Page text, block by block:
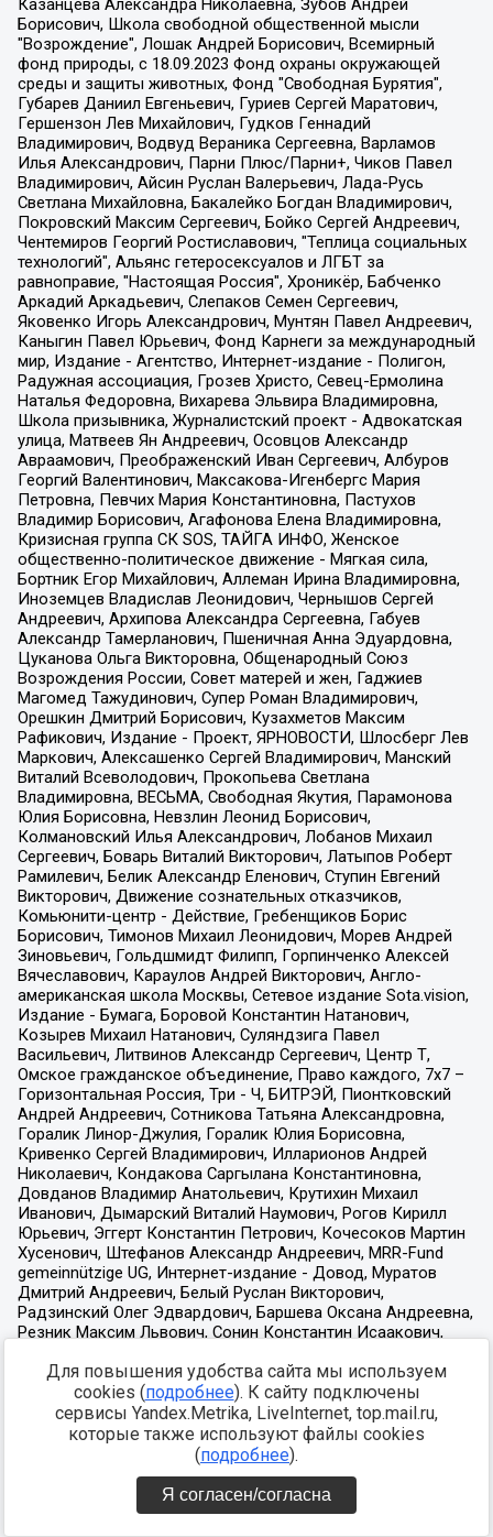
Для повышения удобства сайта мы используем
cookies (подробнее). К сайту подключены
сервисы Yandex.Metrika, LiveInternet, top.mail.ru,
которые также используют файлы cookies
(подробнее).
Я согласен/согласна